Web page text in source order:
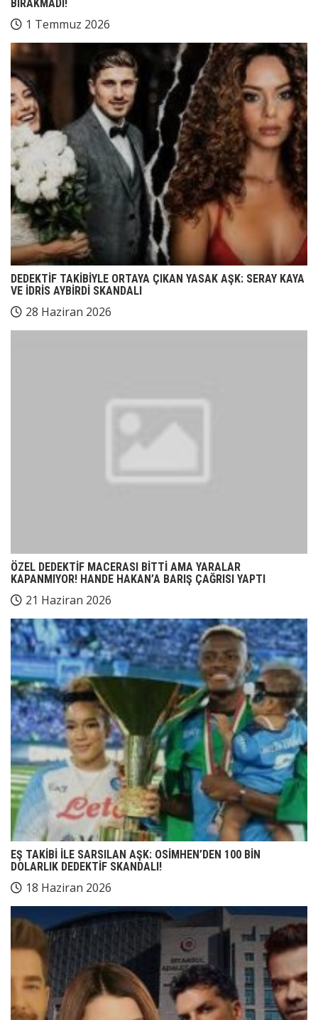
BIRAKMADI!
1 Temmuz 2026
DEDEKTİF TAKİBİYLE ORTAYA ÇIKAN YASAK AŞK: SERAY KAYA
VE İDRİS AYBİRDİ SKANDALI
28 Haziran 2026
ÖZEL DEDEKTİF MACERASI BİTTİ AMA YARALAR
KAPANMIYOR! HANDE HAKAN’A BARIŞ ÇAĞRISI YAPTI
21 Haziran 2026
EŞ TAKİBİ İLE SARSILAN AŞK: OSİMHEN’DEN 100 BİN
DOLARLIK DEDEKTİF SKANDALI!
18 Haziran 2026